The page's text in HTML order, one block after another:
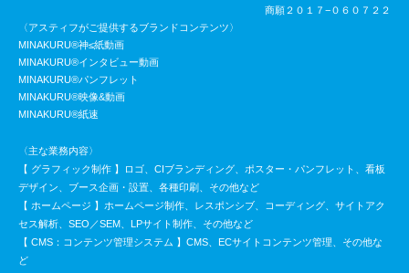
商願２０１７−０６０７２２
〈アスティフがご提供するブランドコンテンツ〉
MINAKURU®神≤紙動画
MINAKURU®インタビュー動画
MINAKURU®パンフレット
MINAKURU®映像&動画
MINAKURU®紙速
〈主な業務内容〉
【 グラフィック制作 】ロゴ、CIブランディング、ポスター・パンフレット、看板
デザイン、ブース企画・設置、各種印刷、その他など
【 ホームページ 】ホームページ制作、レスポンシブ、コーディング、サイトアク
セス解析、SEO／SEM、LPサイト制作、その他など
【 CMS：コンテンツ管理システム 】CMS、ECサイトコンテンツ管理、その他な
ど